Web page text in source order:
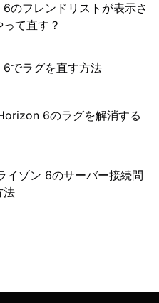
のフレンドリストが表示さ
て直す？
でラグを直す方法
6のラグを解消する
イゾン 6のサーバー接続問
法